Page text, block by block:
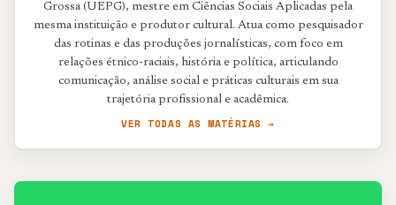
Grossa (UEPG), mestre em Ciências Sociais Aplicadas pela
mesma instituição e produtor cultural. Atua como pesquisador
das rotinas e das produções jornalísticas, com foco em
relações étnico-raciais, história e política, articulando
comunicação, análise social e práticas culturais em sua
trajetória profissional e acadêmica.
VER TODAS AS MATÉRIAS →